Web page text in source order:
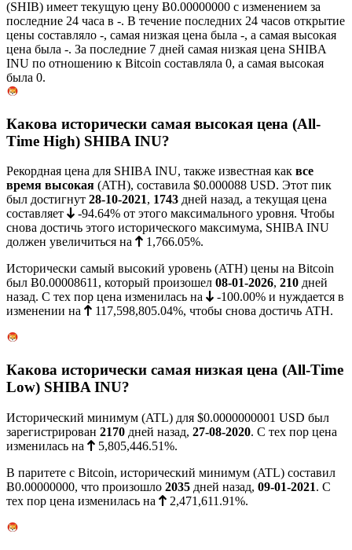
(SHIB) имеет текущую цену Ƀ0.00000000 с изменением за
последние 24 часа в -. В течение последних 24 часов открытие
цены составляло -, самая низкая цена была -, а самая высокая
цена была -. За последние 7 дней самая низкая цена SHIBA
INU по отношению к Bitcoin составляла 0, а самая высокая
была 0.
Какова исторически самая высокая цена (All-
Time High) SHIBA INU?
Рекордная цена для SHIBA INU, также известная как все
время высокая (ATH), составила $0.000088 USD. Этот пик
был достигнут 28-10-2021, 1743 дней назад, а текущая цена
составляет
-94.64% от этого максимального уровня. Чтобы
снова достичь этого исторического максимума, SHIBA INU
должен увеличиться на
1,766.05%.
Исторически самый высокий уровень (ATH) цены на Bitcoin
был Ƀ0.00008611, который произошел 08-01-2026, 210 дней
назад. С тех пор цена изменилась на
-100.00% и нуждается в
изменении на
117,598,805.04%, чтобы снова достичь ATH.
Какова исторически самая низкая цена (All-Time
Low) SHIBA INU?
Исторический минимум (ATL) для $0.0000000001 USD был
зарегистрирован 2170 дней назад, 27-08-2020. С тех пор цена
изменилась на
5,805,446.51%.
В паритете с Bitcoin, исторический минимум (ATL) составил
Ƀ0.00000000, что произошло 2035 дней назад, 09-01-2021. С
тех пор цена изменилась на
2,471,611.91%.